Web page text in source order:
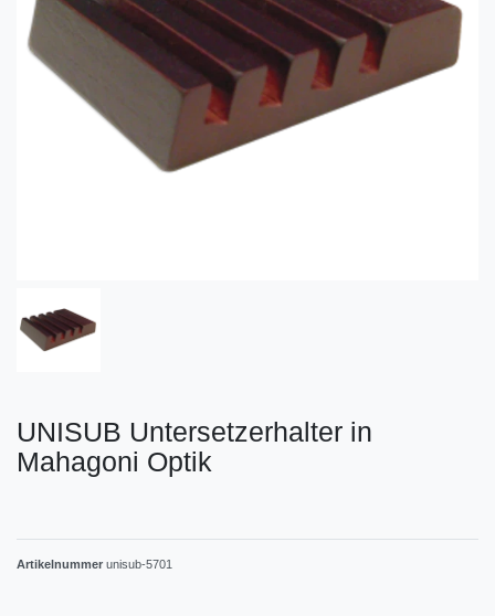
UNISUB Untersetzerhalter in
Mahagoni Optik
Artikelnummer unisub-5701